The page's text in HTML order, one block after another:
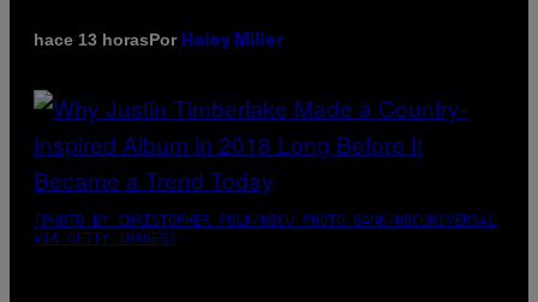
hace 13 horasPor Haley Miller
(PHOTO BY CHRISTOPHER POLK/NBCU PHOTO BANK/NBCUNIVERSAL
VIA GETTY IMAGES)